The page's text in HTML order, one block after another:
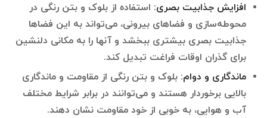
افزایش جذابیت بصری: استفاده از بلوک و بتن رنگی در
محوطه‌سازی و فضاهای بیرونی، می‌تواند به این فضاها
جذابیت بصری بیشتری ببخشد و آنها را به مکانی دلنشین
برای گذران اوقات فراغت تبدیل کند.
ماندگاری و دوام: بلوک و بتن رنگی از مقاومت و ماندگاری
بالایی برخوردار هستند و می‌توانند در برابر شرایط مختلف
آب و هوایی، به خوبی از خود مقاومت نشان دهند.